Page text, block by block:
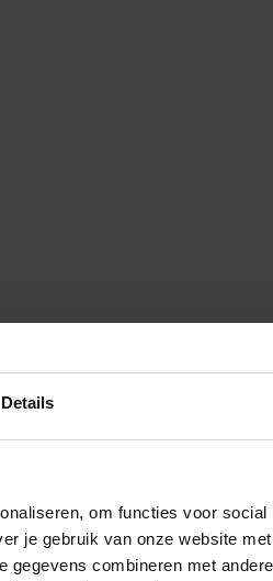
Details
om functies voor
je gebruik van onze website
combineren met
www.voordeeluitjes.nl (see the